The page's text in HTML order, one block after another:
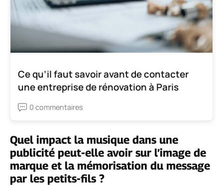
Ce qu’il faut savoir avant de contacter
une entreprise de rénovation à Paris
0 commentaires
Quel impact la musique dans une
publicité peut-elle avoir sur l’image de
marque et la mémorisation du message
par les petits-fils ?